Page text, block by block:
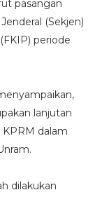
pasangan
(Sekjen)
periode
lanjutan
KPRM dalam
dilakukan